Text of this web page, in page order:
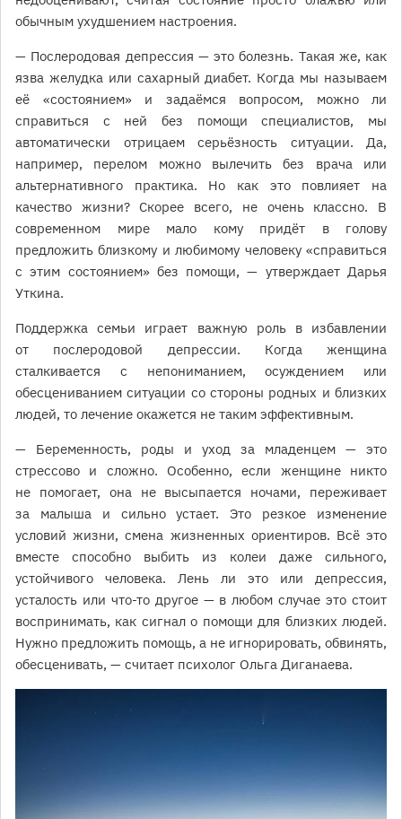
обычным ухудшением настроения.
— Послеродовая депрессия — это болезнь. Такая же, как
язва желудка или сахарный диабет. Когда мы называем
её «состоянием» и задаёмся вопросом, можно ли
справиться с ней без помощи специалистов, мы
автоматически отрицаем серьёзность ситуации. Да,
например, перелом можно вылечить без врача или
альтернативного практика. Но как это повлияет на
качество жизни? Скорее всего, не очень классно. В
современном мире мало кому придёт в голову
предложить близкому и любимому человеку «справиться
с этим состоянием» без помощи, — утверждает Дарья
Уткина.
Поддержка семьи играет важную роль в избавлении
от послеродовой депрессии. Когда женщина
сталкивается с непониманием, осуждением или
обесцениванием ситуации со стороны родных и близких
людей, то лечение окажется не таким эффективным.
— Беременность, роды и уход за младенцем — это
стрессово и сложно. Особенно, если женщине никто
не помогает, она не высыпается ночами, переживает
за малыша и сильно устает. Это резкое изменение
условий жизни, смена жизненных ориентиров. Всё это
вместе способно выбить из колеи даже сильного,
устойчивого человека. Лень ли это или депрессия,
усталость или что-то другое — в любом случае это стоит
воспринимать, как сигнал о помощи для близких людей.
Нужно предложить помощь, а не игнорировать, обвинять,
обесценивать, — считает психолог Ольга Диганаева.